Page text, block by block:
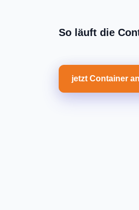
So läuft die
jetzt Container